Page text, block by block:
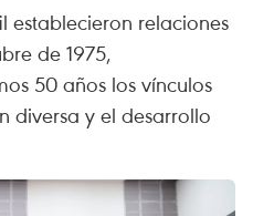
establecieron relaciones
de 1975,
50 años los vínculos
diversa y el desarrollo